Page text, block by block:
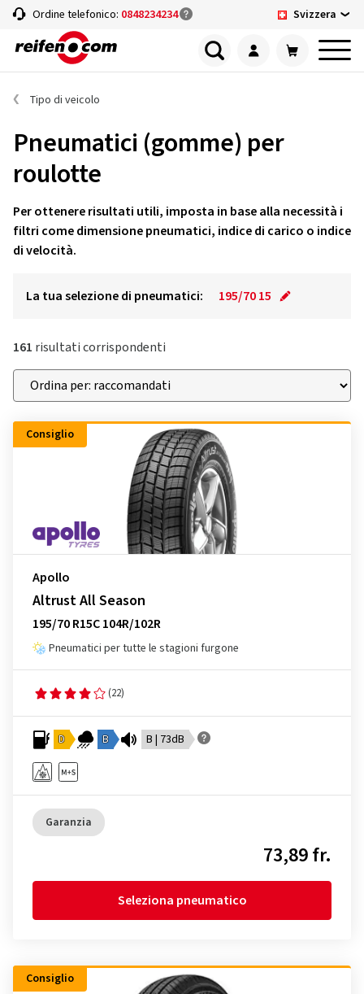
Ordine telefonico: 0848234234 Svizzera
Tipo di veicolo
Pneumatici (gomme) per
roulotte
Per ottenere risultati utili, imposta in base alla necessità i
filtri come dimensione pneumatici, indice di carico o indice
di velocità.
La tua selezione di pneumatici: 195/70 15
161 risultati corrispondenti
Consiglio
Apollo
Altrust All Season
195/70 R15C 104R/102R
Pneumatici per tutte le stagioni furgone
(22)
D B B | 73dB
Garanzia
73,89 fr.
Seleziona pneumatico
Consiglio